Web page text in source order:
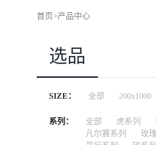
品牌介绍
首页>产品中心
选品
SIZE： 全部 200x1000
系列： 全部 虎系列
凡尔赛系列
玫